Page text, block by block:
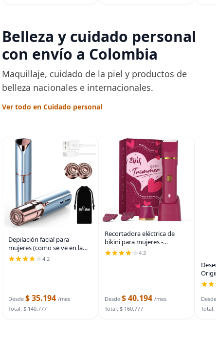
Belleza y cuidado personal
con envío a Colombia
Maquillaje, cuidado de la piel y productos de
belleza nacionales e internacionales.
Ver todo en Cuidado personal
Depilación facial para
mujeres (como se ve en la
televisión), removedor de
vello facial gurelax eléctrico,
4.2
Desde $ 35.194 /mes
Total: $ 140.777
Recortadora eléctrica de
bikini para mujeres -
Recortadora de vello púbico
impermeable y afeitadora
4.2
Desde $ 40.194 /mes
Total: $ 160.777
Desde
Total: